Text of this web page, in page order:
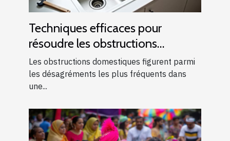
Techniques efficaces pour
résoudre les obstructions
domestiques courantes
Les obstructions domestiques figurent parmi
les désagréments les plus fréquents dans
une...